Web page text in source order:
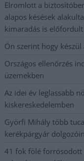
Elromlott a
alapos késések
kimaradás is előfordult
Ön szerint hogy
Országos ellenőrzés
üzemekben
Az idei év leglassabb
kiskereskedelemben
Györfi Mihály több
kerékpárgyár
41 fok fölé forrósodott